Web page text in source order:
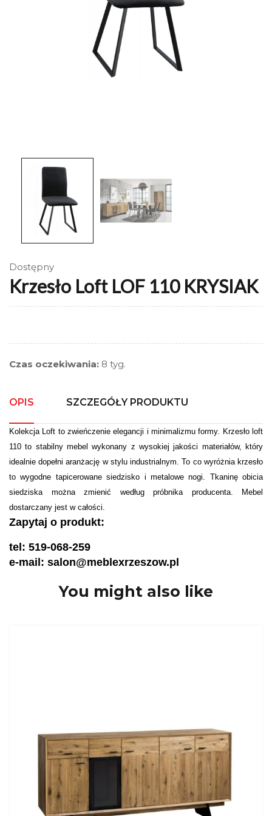
Dostępny
Krzesło Loft LOF 110 KRYSIAK
Czas oczekiwania: 8 tyg.
OPIS SZCZEGÓŁY PRODUKTU
Kolekcja Loft to zwieńczenie elegancji i minimalizmu formy. Krzesło loft
110 to stabilny mebel wykonany z wysokiej jakości materiałów, który
idealnie dopełni aranżację w stylu industrialnym. To co wyróżnia krzesło
to wygodne tapicerowane siedzisko i metalowe nogi. Tkaninę obicia
siedziska można zmienić według próbnika producenta. Mebel
dostarczany jest w całości.
Zapytaj o produkt:
tel: 519-068-259
e-mail: salon@meblexrzeszow.pl
You might also like